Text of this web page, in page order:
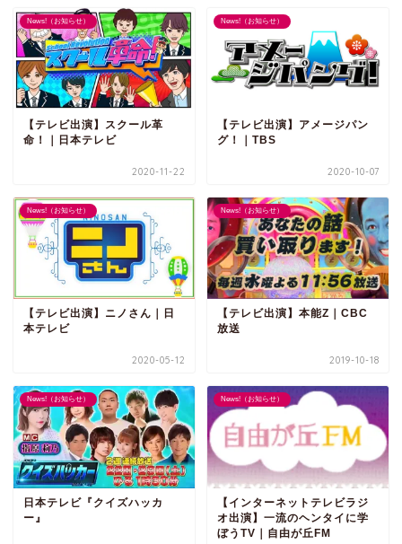
News!（お知らせ）
【テレビ出演】スクール革
命！｜日本テレビ
2020-11-22
News!（お知らせ）
【テレビ出演】アメージパン
グ！｜TBS
2020-10-07
News!（お知らせ）
【テレビ出演】ニノさん｜日
本テレビ
2020-05-12
News!（お知らせ）
【テレビ出演】本能Z｜CBC
放送
2019-10-18
News!（お知らせ）
日本テレビ『クイズハッカ
ー』
News!（お知らせ）
【インターネットテレビラジ
オ出演】一流のヘンタイに学
ぼうTV｜自由が丘FM